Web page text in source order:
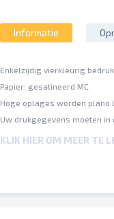
Informatie
Enkelzijdig vierkleurig
Papier: gesatineerd MC
Hoge oplages worden
Uw drukgegevens moeten in
ISO Coated v2 (gebaseerd op
KLIK HIER OM MEER TE